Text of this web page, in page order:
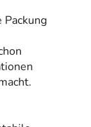
Packung